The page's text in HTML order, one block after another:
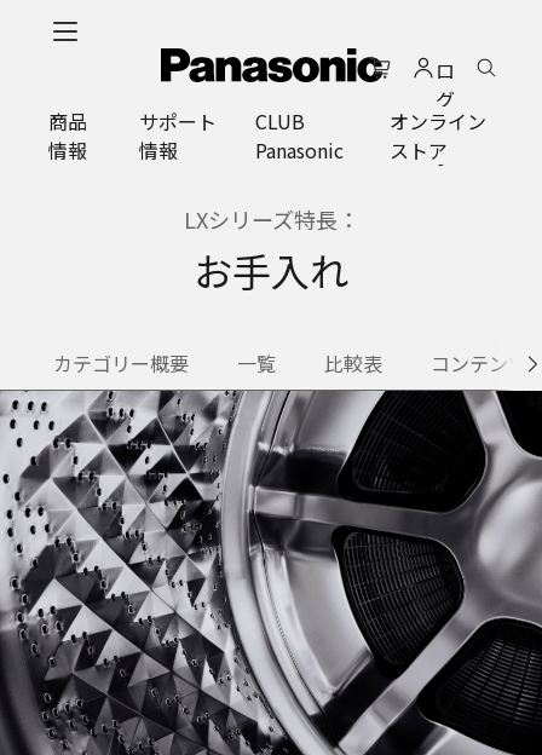
ロ
グ
イ
ン
商品
情報
サポート
情報
CLUB
Panasonic
オンライン
ストア
LXシリーズ特長：
お手入れ
カテゴリー概要 一覧 比較表 コンテンツ